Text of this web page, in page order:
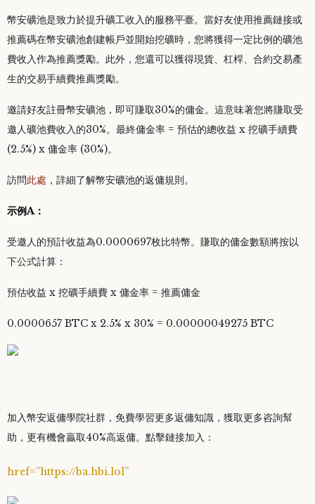
幣安礦池是致力於提升礦工收入的服務平臺。當好友使用推薦鏈接或
推薦碼在幣安礦池創建帳戶並開始挖礦時，您將獲得一定比例的礦池
費收入作為推薦獎勵。此外，您還可以獲得現貨、杠桿、合約交易產
生的交易手續費推薦獎勵。
邀請好友註冊幣安礦池，即可賺取30%的傭金。這意味著您將賺取受
邀人礦池費收入的30%。最終傭金率 = 預估的總收益 x 挖礦手續費
(2.5%) x 傭金率 (30%)。
訪問此處 ，詳細了解幣安礦池的返傭規則。
示例A：
受邀人的預計收益為0.0000697枚比特幣。賺取的傭金數額將按以
下公式計算：
預估收益 x 挖礦手續費 x 傭金率 = 推薦傭金
0.0000657 BTC x 2.5% x 30% = 0.00000049275 BTC
加入幣安返傭學院社群，免費學習更多返傭知識，獲取更多咨詢幫
助，更有機會贏取40%高返傭。點擊鏈接加入：
href=”https://ba.hbi.lol”